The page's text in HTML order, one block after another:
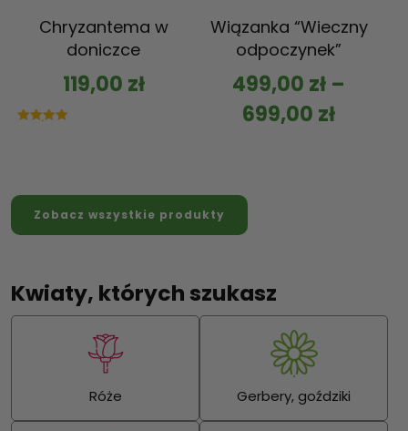
Chryzantema w
doniczce
119,00 zł
Wiązanka “Wieczny
odpoczynek”
499,00 zł –
699,00 zł
Zobacz wszystkie produkty
Kwiaty, których szukasz
Róże Gerbery, goździki